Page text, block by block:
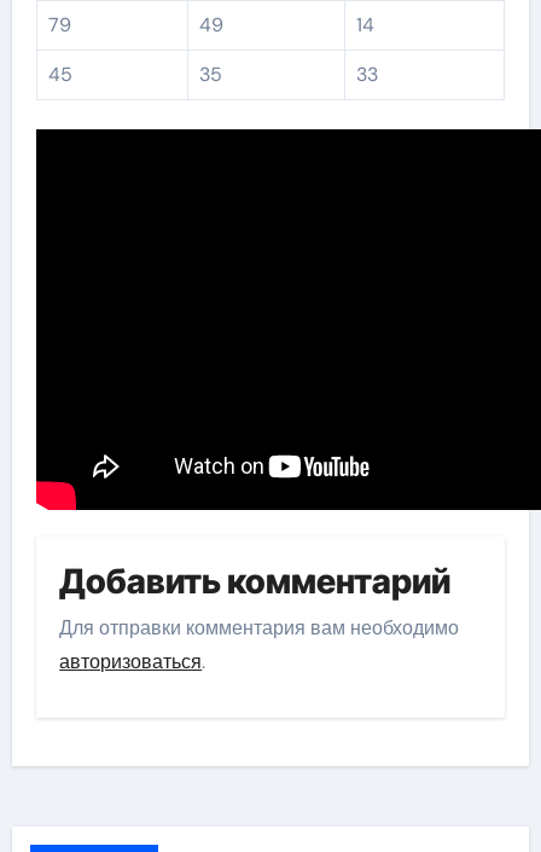
79
49
14
45
35 33
Добавить комментарий
Для отправки комментария вам необходимо
авторизоваться.